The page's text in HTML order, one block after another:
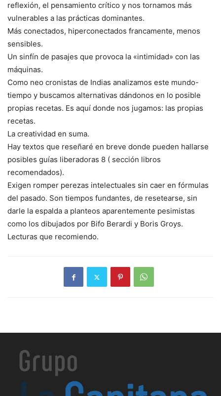
reflexión, el pensamiento crítico y nos tornamos más
vulnerables a las prácticas dominantes.
Más conectados, hiperconectados francamente, menos
sensibles.
Un sinfín de pasajes que provoca la «intimidad» con las
máquinas.
Como neo cronistas de Indias analizamos este mundo-
tiempo y buscamos alternativas dándonos en lo posible
propias recetas. Es aquí donde nos jugamos: las propias
recetas.
La creatividad en suma.
Hay textos que reseñaré en breve donde pueden hallarse
posibles guías liberadoras 8 ( sección libros
recomendados).
Exigen romper perezas intelectuales sin caer en fórmulas
del pasado. Son tiempos fundantes, de resetearse, sin
darle la espalda a planteos aparentemente pesimistas
como los dibujados por Bifo Berardi y Boris Groys.
Lecturas que recomiendo.